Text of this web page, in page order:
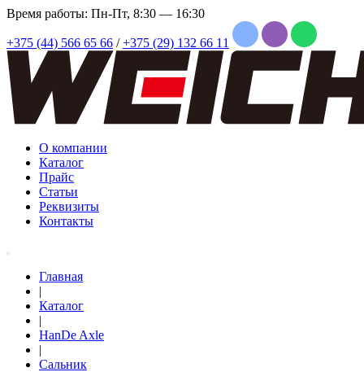
Время работы: Пн-Пт, 8:30 — 16:30
+375 (44) 566 65 66 / +375 (29) 132 66 11
О компании
Каталог
Прайс
Статьи
Реквизиты
Контакты
Главная
|
Каталог
|
HanDe Axle
|
Сальник